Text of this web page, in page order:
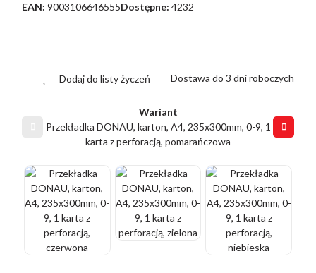
EAN: 9003106646555Dostępne: 4232
Dostawa do 3 dni roboczych
Dodaj do listy życzeń
Wariant
Przekładka DONAU, karton, A4, 235x300mm, 0-9, 1
karta z perforacją, pomarańczowa